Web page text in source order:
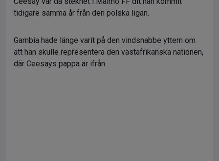
tidigare samma år från den polska ligan.
Gambia hade länge varit på den vindsnabbe yttern om
att han skulle representera den västafrikanska nationen,
där Ceesays pappa är ifrån.